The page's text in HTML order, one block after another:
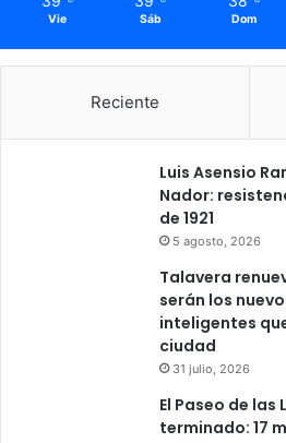
Vie Sáb Dom
Reciente
Luis Asensio
Nador:
de 1921
5 agosto, 2026
Talavera
serán los
inteligentes
ciudad
31 julio, 2026
El Paseo de
terminado: 17